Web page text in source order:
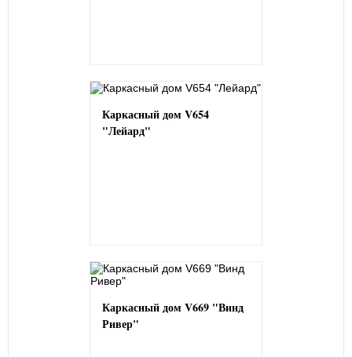
Каркасный дом V654
"Лейард"
Каркасный дом V669 "Винд
Ривер"